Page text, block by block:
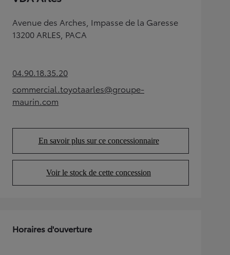
Avenue des Arches, Impasse de la Garesse
13200 ARLES, PACA
04.90.18.35.20(Opens in new tab)
commercial.toyotaarles@groupe-
maurin.com
En savoir plus sur ce concessionnaire
(Opens in new tab)
Voir le stock de cette concession
(Opens in new tab)
Horaires d'ouverture